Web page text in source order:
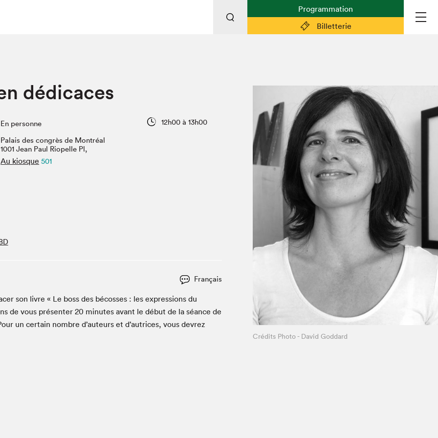
Billetterie
Programmation
Salon
Traiteur
des
À propos
harcèlement
Vitrine du Festival littéraire international Metropolis
bleu
La lecture en cadeau
Plan du Salon
Planifier sa visite (prix d'entrée,
horaire, info pratiques)
Billetterie: achetez vos billets!
FAQ visiteur·euse·s
Espace professionnel·le·s
Espace enseignant·e·s
Espace médias
Devenir bénévole
Espace exposant·e·s
Le Salon dans la ville, espace
organisateur⋅rice
> SLM Pro
dédicaces
En personne
12h00 à 13h00
Palais des congrès de Montréal
1001 Jean Paul Riopelle Pl,
Au kiosque 501
Français
son livre « Le boss des bécoss­es : les expres­sions du
de vous présen­ter 20 min­utes avant le début de la séance de
un cer­tain nom­bre d’auteurs et d’autrices, vous devrez
Crédits Photo - David Goddard